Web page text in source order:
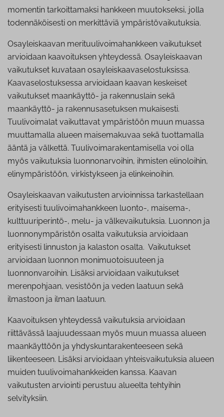
momentin tarkoittamaksi hankkeen muutokseksi, jolla
todennäköisesti on merkittäviä ympäristövaikutuksia.
Osayleiskaavan merituulivoimahankkeen vaikutukset
arvioidaan kaavoituksen yhteydessä. Osayleiskaavan
vaikutukset kuvataan osayleiskaavaselostuksissa.
Kaavaselostuksessa arvioidaan kaavan keskeiset
vaikutukset maankäyttö- ja rakennuslain sekä
maankäyttö- ja rakennusasetuksen mukaisesti.
Tuulivoimalat vaikuttavat ympäristöön muun muassa
muuttamalla alueen maisemakuvaa sekä tuottamalla
ääntä ja välkettä. Tuulivoimarakentamisella voi olla
myös vaikutuksia luonnonarvoihin, ihmisten elinoloihin,
elinympäristöön, virkistykseen ja elinkeinoihin.
Osayleiskaavan vaikutusten arvioinnissa tarkastellaan
erityisesti tuulivoimahankkeen luonto-, maisema-,
kulttuuriperintö-, melu- ja välkevaikutuksia. Luonnon ja
luonnonympäristön osalta vaikutuksia arvioidaan
erityisesti linnuston ja kalaston osalta. Vaikutukset
arvioidaan luonnon monimuotoisuuteen ja
luonnonvaroihin. Lisäksi arvioidaan vaikutukset
merenpohjaan, vesistöön ja veden laatuun sekä
ilmastoon ja ilman laatuun.
Kaavoituksen yhteydessä vaikutuksia arvioidaan
riittävässä laajuudessaan myös muun muassa alueen
maankäyttöön ja yhdyskuntarakenteeseen sekä
liikenteeseen. Lisäksi arvioidaan yhteisvaikutuksia alueen
muiden tuulivoimahankkeiden kanssa. Kaavan
vaikutusten arviointi perustuu alueelta tehtyihin
selvityksiin.